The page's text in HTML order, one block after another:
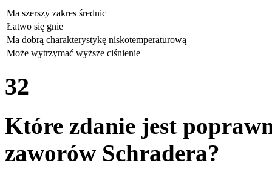
Ma szerszy zakres średnic
Łatwo się gnie
Ma dobrą charakterystykę niskotemperaturową
Może wytrzymać wyższe ciśnienie
32
Które zdanie jest
zaworów Schradera?